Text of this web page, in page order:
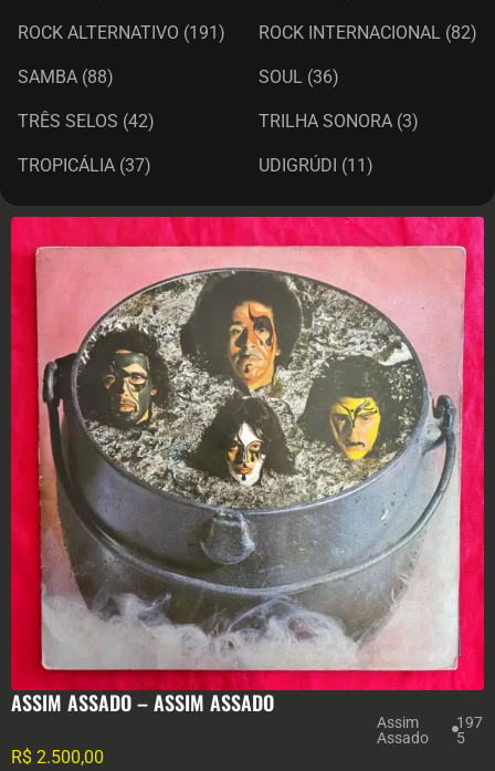
ROCK ALTERNATIVO (191) ROCK INTERNACIONAL (82)
SAMBA (88) SOUL (36)
TRÊS SELOS (42) TRILHA SONORA (3)
TROPICÁLIA (37) UDIGRÚDI (11)
ASSIM ASSADO – ASSIM ASSADO
Assim
Assado
197
5
R$ 2.500,00